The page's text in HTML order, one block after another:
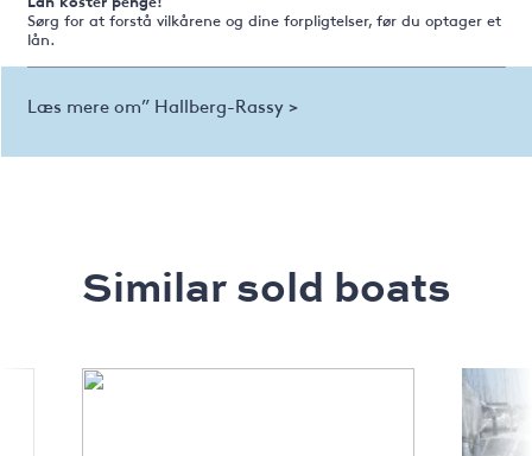
Sørg for at forstå vilkårene og dine forpligtelser, før du optager et
lån.
Læs mere om” Hallberg-Rassy >
Similar sold boats